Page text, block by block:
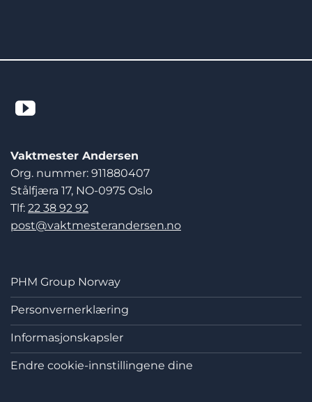
Vaktmester Andersen
Org. nummer: 911880407
Stålfjæra 17, NO-0975 Oslo
Tlf: 22 38 92 92
post@vaktmesterandersen.no
PHM Group Norway
Personvernerklæring
Informasjonskapsler
Endre cookie-innstillingene dine